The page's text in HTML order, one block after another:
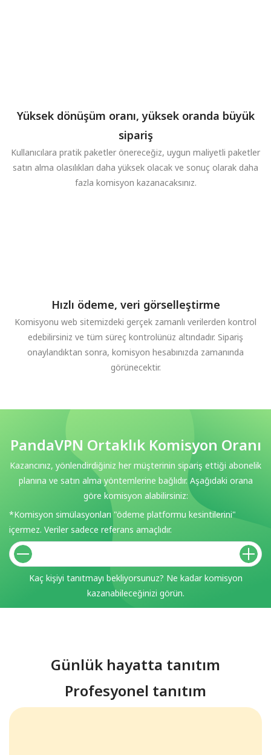
Yüksek dönüşüm oranı, yüksek oranda büyük
sipariş
Kullanıcılara pratik paketler önereceğiz, uygun maliyetli paketler
satın alma olasılıkları daha yüksek olacak ve sonuç olarak daha
fazla komisyon kazanacaksınız.
Hızlı ödeme, veri görselleştirme
Komisyonu web sitemizdeki gerçek zamanlı verilerden kontrol
edebilirsiniz ve tüm süreç kontrolünüz altındadır. Sipariş
onaylandıktan sonra, komisyon hesabınızda zamanında
görünecektir.
PandaVPN Ortaklık Komisyon Oranı
Kazancınız, yönlendirdiğiniz her müşterinin sipariş ettiği abonelik
planına ve satın alma yöntemlerine bağlıdır. Aşağıdaki orana
göre komisyon alabilirsiniz:
*Komisyon simülasyonları "ödeme platformu kesintilerini"
içermez. Veriler sadece referans amaçlıdır.
Kaç kişiyi tanıtmayı bekliyorsunuz? Ne kadar komisyon
kazanabileceğinizi görün.
Günlük hayatta tanıtım
Profesyonel tanıtım